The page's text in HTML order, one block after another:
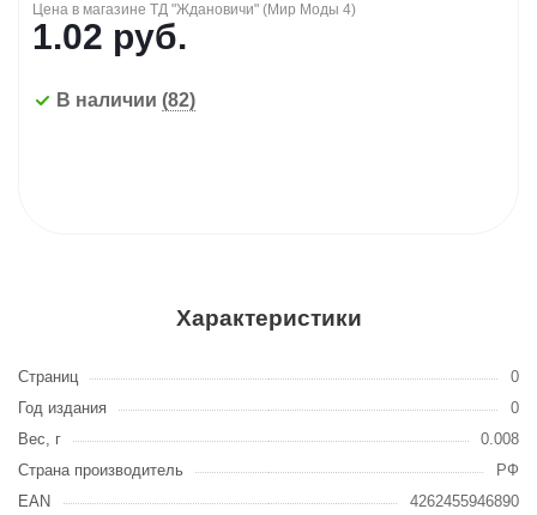
Цена в магазине ТД "Ждановичи" (Мир Моды 4)
1.02 руб.
В наличии (82)
Характеристики
Страниц
0
Год издания
0
Вес, г
0.008
Страна производитель
РФ
EAN
4262455946890